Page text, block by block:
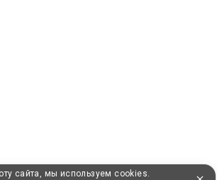
сайта, мы используем cookies.